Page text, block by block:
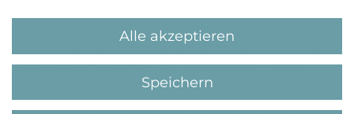
„Privateopen Sylt“ im Frühjahr. Dieses attraktive
Golfturnier bei vier unterschiedlichen Golfclubs
findet diesmal vom 4. bis 10. Mai statt – es ist
bereits ausgebucht mit 84 Teilnehmern.
Alle akzeptieren
Speichern